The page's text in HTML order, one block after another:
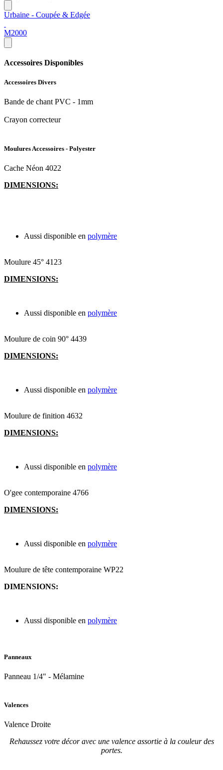
Urbaine - Coupée & Edgée
M2000
Accessoires Disponibles
Accessoires Divers
Bande de chant PVC - 1mm
Crayon correcteur
Moulures Accessoires - Polyester
Cache Néon 4022
DIMENSIONS:
Aussi disponible en polymère
Moulure 45° 4123
DIMENSIONS:
Aussi disponible en polymère
Moulure de coin 90° 4439
DIMENSIONS:
Aussi disponible en polymère
Moulure de finition 4632
DIMENSIONS:
Aussi disponible en polymère
O'gee contemporaine 4766
DIMENSIONS:
Aussi disponible en polymère
Moulure de tête contemporaine WP22
DIMENSIONS:
Aussi disponible en polymère
Panneaux
Panneau 1/4" - Mélamine
Valences
Valence Droite
Rehaussez votre décor avec une valence assortie à la couleur des
portes.